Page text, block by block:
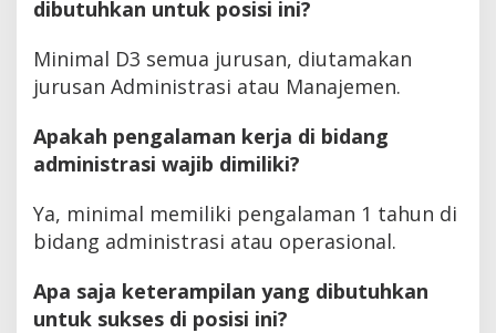
dibutuhkan untuk posisi ini?
Minimal D3 semua jurusan, diutamakan
jurusan Administrasi atau Manajemen.
Apakah pengalaman kerja di bidang
administrasi wajib dimiliki?
Ya, minimal memiliki pengalaman 1 tahun di
bidang administrasi atau operasional.
Apa saja keterampilan yang dibutuhkan
untuk sukses di posisi ini?